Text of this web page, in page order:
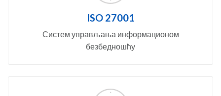
ISO 27001
Систем управљања информационом
безбедношћу